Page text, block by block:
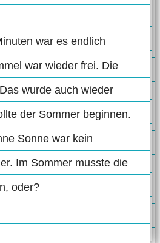
war es endlich
war wieder frei. Die
wurde auch wieder
der Sommer beginnen.
Sonne war kein
Im Sommer musste die
oder?